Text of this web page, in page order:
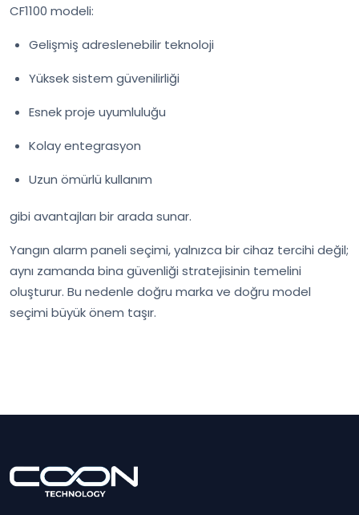
CF1100 modeli:
Gelişmiş adreslenebilir teknoloji
Yüksek sistem güvenilirliği
Esnek proje uyumluluğu
Kolay entegrasyon
Uzun ömürlü kullanım
gibi avantajları bir arada sunar.
Yangın alarm paneli seçimi, yalnızca bir cihaz tercihi değil;
aynı zamanda bina güvenliği stratejisinin temelini
oluşturur. Bu nedenle doğru marka ve doğru model
seçimi büyük önem taşır.